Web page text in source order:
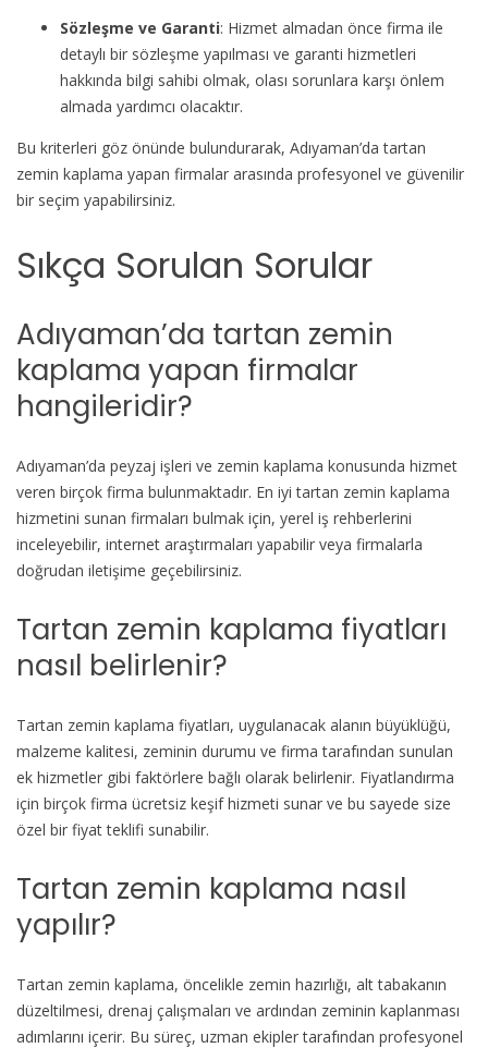
Sözleşme ve Garanti: Hizmet almadan önce firma ile
detaylı bir sözleşme yapılması ve garanti hizmetleri
hakkında bilgi sahibi olmak, olası sorunlara karşı önlem
almada yardımcı olacaktır.
Bu kriterleri göz önünde bulundurarak, Adıyaman’da tartan
zemin kaplama yapan firmalar arasında profesyonel ve güvenilir
bir seçim yapabilirsiniz.
Sıkça Sorulan Sorular
Adıyaman’da tartan zemin
kaplama yapan firmalar
hangileridir?
Adıyaman’da peyzaj işleri ve zemin kaplama konusunda hizmet
veren birçok firma bulunmaktadır. En iyi tartan zemin kaplama
hizmetini sunan firmaları bulmak için, yerel iş rehberlerini
inceleyebilir, internet araştırmaları yapabilir veya firmalarla
doğrudan iletişime geçebilirsiniz.
Tartan zemin kaplama fiyatları
nasıl belirlenir?
Tartan zemin kaplama fiyatları, uygulanacak alanın büyüklüğü,
malzeme kalitesi, zeminin durumu ve firma tarafından sunulan
ek hizmetler gibi faktörlere bağlı olarak belirlenir. Fiyatlandırma
için birçok firma ücretsiz keşif hizmeti sunar ve bu sayede size
özel bir fiyat teklifi sunabilir.
Tartan zemin kaplama nasıl
yapılır?
Tartan zemin kaplama, öncelikle zemin hazırlığı, alt tabakanın
düzeltilmesi, drenaj çalışmaları ve ardından zeminin kaplanması
adımlarını içerir. Bu süreç, uzman ekipler tarafından profesyonel